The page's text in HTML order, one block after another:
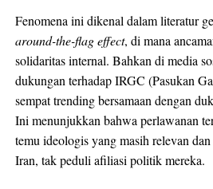
Fenomena ini dikenal dalam literatur
around-the-flag effect, di mana
solidaritas internal. Bahkan di media
dukungan terhadap IRGC (Pasukan
sempat trending bersamaan dengan
Ini menunjukkan bahwa perlawanan
temu ideologis yang masih relevan
Iran, tak peduli afiliasi politik mereka.